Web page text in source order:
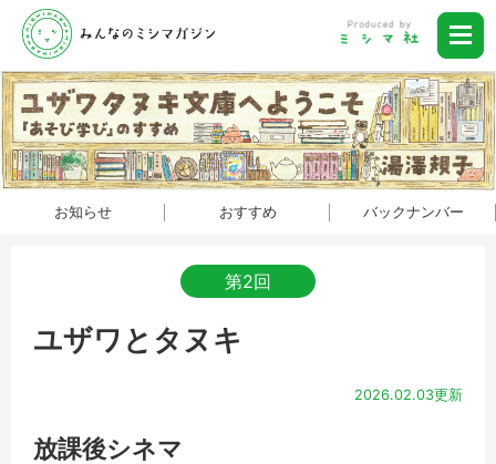
お知らせ おすすめ バックナンバー
第2回
ユザワとタヌキ
2026.02.03更新
放課後シネマ